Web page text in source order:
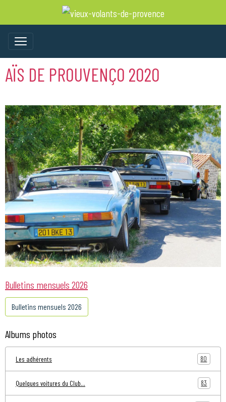
AÏS DE PROUVENÇO 2020
Bulletins mensuels 2026
Bulletins mensuels 2026
Albums photos
Les adhérents 80
Quelques voitures du Club... 83